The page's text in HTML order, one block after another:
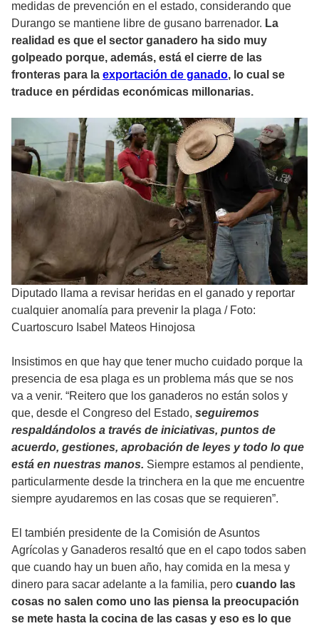
medidas de prevención en el estado, considerando que
Durango se mantiene libre de gusano barrenador. La
realidad es que el sector ganadero ha sido muy
golpeado porque, además, está el cierre de las
fronteras para la exportación de ganado, lo cual se
traduce en pérdidas económicas millonarias.
Diputado llama a revisar heridas en el ganado y reportar
cualquier anomalía para prevenir la plaga / Foto:
Cuartoscuro Isabel Mateos Hinojosa
Insistimos en que hay que tener mucho cuidado porque la
presencia de esa plaga es un problema más que se nos
va a venir. “Reitero que los ganaderos no están solos y
que, desde el Congreso del Estado, seguiremos
respaldándolos a través de iniciativas, puntos de
acuerdo, gestiones, aprobación de leyes y todo lo que
está en nuestras manos. Siempre estamos al pendiente,
particularmente desde la trinchera en la que me encuentre
siempre ayudaremos en las cosas que se requieren”.
El también presidente de la Comisión de Asuntos
Agrícolas y Ganaderos resaltó que en el capo todos saben
que cuando hay un buen año, hay comida en la mesa y
dinero para sacar adelante a la familia, pero cuando las
cosas no salen como uno las piensa la preocupación
se mete hasta la cocina de las casas y eso es lo que